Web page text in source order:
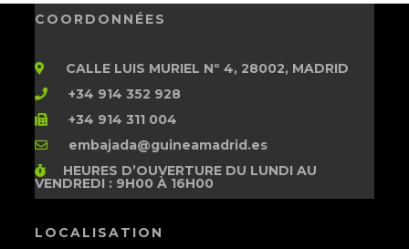
COORDONNÉES
CALLE LUIS MURIEL Nº 4, 28002, MADRID
+34 914 352 928
+34 914 311 004
embajada@guineamadrid.es
HEURES D’OUVERTUREDU LUNDI AU
VENDREDI : 9H00 À 16H00
LOCALISATION